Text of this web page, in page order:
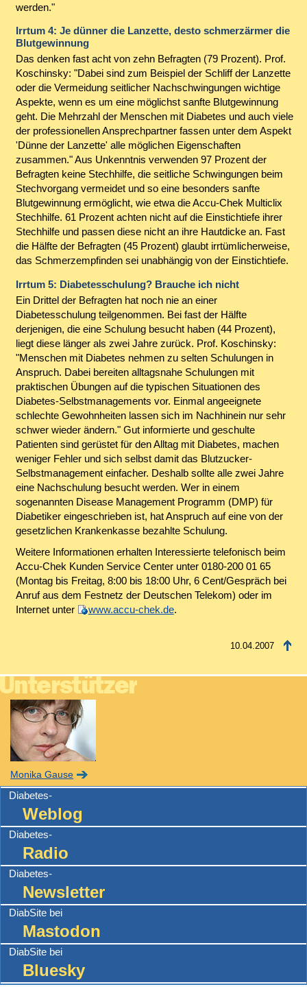
werden."
Irrtum 4: Je dünner die Lanzette, desto schmerzärmer die
Blutgewinnung
Das denken fast acht von zehn Befragten (79 Prozent). Prof.
Koschinsky: "Dabei sind zum Beispiel der Schliff der Lanzette
oder die Vermeidung seitlicher Nachschwingungen wichtige
Aspekte, wenn es um eine möglichst sanfte Blutgewinnung
geht. Die Mehrzahl der Menschen mit Diabetes und auch viele
der professionellen Ansprechpartner fassen unter dem Aspekt
'Dünne der Lanzette' alle möglichen Eigenschaften
zusammen." Aus Unkenntnis verwenden 97 Prozent der
Befragten keine Stechhilfe, die seitliche Schwingungen beim
Stechvorgang vermeidet und so eine besonders sanfte
Blutgewinnung ermöglicht, wie etwa die Accu-Chek Multiclix
Stechhilfe. 61 Prozent achten nicht auf die Einstichtiefe ihrer
Stechhilfe und passen diese nicht an ihre Hautdicke an. Fast
die Hälfte der Befragten (45 Prozent) glaubt irrtümlicherweise,
das Schmerzempfinden sei unabhängig von der Einstichtiefe.
Irrtum 5: Diabetesschulung? Brauche ich nicht
Ein Drittel der Befragten hat noch nie an einer
Diabetesschulung teilgenommen. Bei fast der Hälfte
derjenigen, die eine Schulung besucht haben (44 Prozent),
liegt diese länger als zwei Jahre zurück. Prof. Koschinsky:
"Menschen mit Diabetes nehmen zu selten Schulungen in
Anspruch. Dabei bereiten alltagsnahe Schulungen mit
praktischen Übungen auf die typischen Situationen des
Diabetes-Selbstmanagements vor. Einmal angeeignete
schlechte Gewohnheiten lassen sich im Nachhinein nur sehr
schwer wieder ändern." Gut informierte und geschulte
Patienten sind gerüstet für den Alltag mit Diabetes, machen
weniger Fehler und sich selbst damit das Blutzucker-
Selbstmanagement einfacher. Deshalb sollte alle zwei Jahre
eine Nachschulung besucht werden. Wer in einem
sogenannten Disease Management Programm (DMP) für
Diabetiker eingeschrieben ist, hat Anspruch auf eine von der
gesetzlichen Krankenkasse bezahlte Schulung.
Weitere Informationen erhalten Interessierte telefonisch beim
Accu-Chek Kunden Service Center unter 0180-200 01 65
(Montag bis Freitag, 8:00 bis 18:00 Uhr, 6 Cent/Gespräch bei
Anruf aus dem Festnetz der Deutschen Telekom) oder im
Internet unter
www.accu-chek.de.
10.04.2007
Monika Gause
Diabetes-
Weblog
Diabetes-
Radio
Diabetes-
Newsletter
DiabSite bei
Mastodon
DiabSite bei
Bluesky